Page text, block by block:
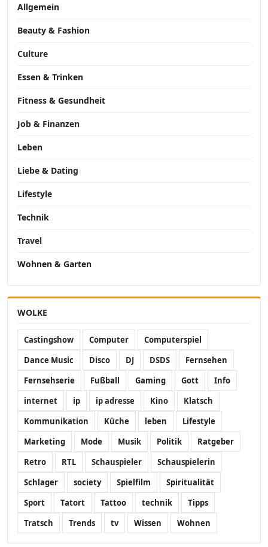
Allgemein
Beauty & Fashion
Culture
Essen & Trinken
Fitness & Gesundheit
Job & Finanzen
Leben
Liebe & Dating
Lifestyle
Technik
Travel
Wohnen & Garten
WOLKE
Castingshow Computer
Computerspiel
Dance Music
Disco DJ DSDS
Fernsehen
Fernsehserie
Fußball Gaming Gott
Info
internet
ip ip adresse Kino
Klatsch
Kommunikation
Küche leben
Lifestyle
Marketing
Mode Musik Politik
Ratgeber
Retro
RTL Schauspieler
Schauspielerin
Schlager
society Spielfilm
Spiritualität
Sport
Tatort Tattoo technik
Tipps
Tratsch
Trends tv Wissen Wohnen